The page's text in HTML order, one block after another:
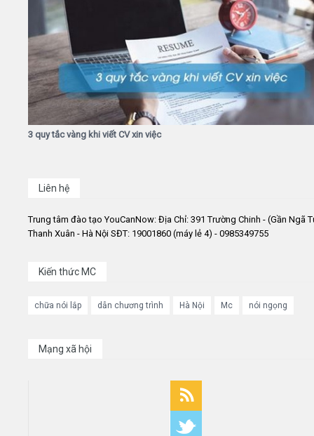
3 quy tắc vàng khi viết CV xin việc
Liên hệ
Trung tâm đào tạo YouCanNow: Địa Chỉ: 391 Trường Chinh - (Gần Ngã
Thanh Xuân - Hà Nội SĐT: 19001860 (máy lẻ 4) - 0985349755
Kiến thức MC
chữa nói lắp dẫn chương trình Hà Nội Mc nói ngọng
Mạng xã hội